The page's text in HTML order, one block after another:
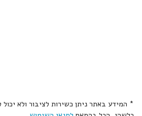
* המידע באתר ניתן כשירות לציבור ולא